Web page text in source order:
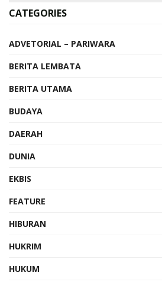
CATEGORIES
ADVETORIAL – PARIWARA
BERITA LEMBATA
BERITA UTAMA
BUDAYA
DAERAH
DUNIA
EKBIS
FEATURE
HIBURAN
HUKRIM
HUKUM